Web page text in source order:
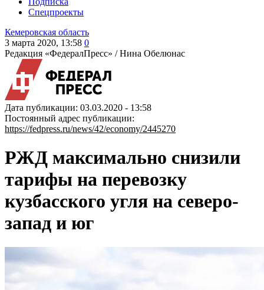
Спецпроекты
Кемеровская область
3 марта 2020, 13:58 0
Редакция «ФедералПресс» /Нина Обелюнас
Дата публикации: 03.03.2020 - 13:58
Постоянный адрес публикации:
https://fedpress.ru/news/42/economy/2445270
РЖД максимально снизили
тарифы на перевозку
кузбасского угля на северо-
запад и юг